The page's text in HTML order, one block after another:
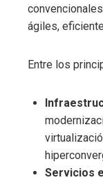
ágiles,
Entre los
Servicios